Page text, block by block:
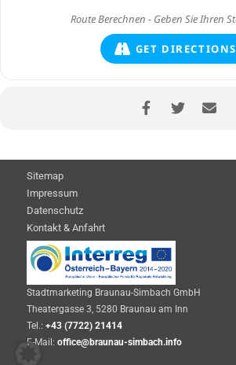
GET DIRECTIONS
Sitemap
Impressum
Datenschutz
Kontakt & Anfahrt
Stadtmarketing Braunau-Simbach GmbH
Theatergasse 3, 5280 Braunau am Inn
Tel.: +43 (7722) 21414
E-Mail: office@braunau-simbach.info